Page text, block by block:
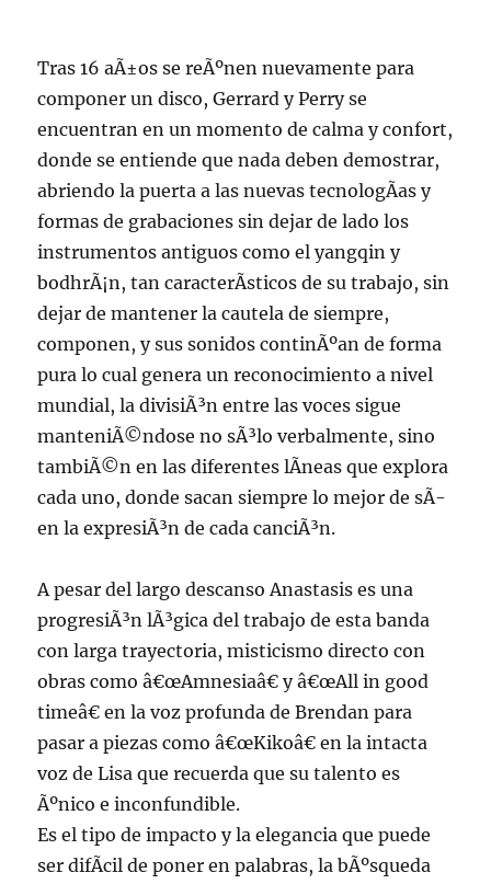
Tras 16 aÃ±os se reÃºnen nuevamente para
componer un disco, Gerrard y Perry se
encuentran en un momento de calma y confort,
donde se entiende que nada deben demostrar,
abriendo la puerta a las nuevas tecnologÃ­as y
formas de grabaciones sin dejar de lado los
instrumentos antiguos como el yangqin y
bodhrÃ¡n, tan caracterÃ­sticos de su trabajo, sin
dejar de mantener la cautela de siempre,
componen, y sus sonidos continÃºan de forma
pura lo cual genera un reconocimiento a nivel
mundial, la divisiÃ³n entre las voces sigue
manteniÃ©ndose no sÃ³lo verbalmente, sino
tambiÃ©n en las diferentes lÃ­neas que explora
cada uno, donde sacan siempre lo mejor de sÃ­
en la expresiÃ³n de cada canciÃ³n.
A pesar del largo descanso Anastasis es una
progresiÃ³n lÃ³gica del trabajo de esta banda
con larga trayectoria, misticismo directo con
obras como â€œAmnesiaâ€ y â€œAll in good
timeâ€ en la voz profunda de Brendan para
pasar a piezas como â€œKikoâ€ en la intacta
voz de Lisa que recuerda que su talento es
Ãºnico e inconfundible.
Es el tipo de impacto y la elegancia que puede
ser difÃ­cil de poner en palabras, la bÃºsqueda